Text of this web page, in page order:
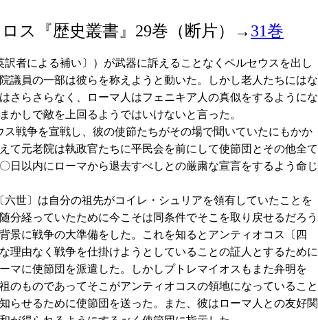
ス『歴史叢書』29巻（断片）→ 31巻
者による補い〕）が武器に訴えることなくペルセウスを出し
議員の一部は彼らを称えようと動いた。しかし老人たちにはな
さらさらなく、ローマ人はフェニキア人の真似をするようにな
かしで敵を上回るようではいけないと言った。
戦争を宣戦し、彼の使節たちがその場で聞いていたにもかか
て元老院は執政官たちに平民会を前にして使節団とその他全て
日以内にローマから退去すべしとの厳粛な宣言をするよう命じ
世〕は自分の祖先がコイレ・シュリアを領有していたことを
分経っていたために今こそは同条件でそこを取り戻せるだろう
景に戦争の大準備をした。これを知るとアンティオコス〔四
理由なく戦争を仕掛けようとしていることの証人とするために
マに使節団を派遣した。しかしプトレマイオスもまた弁明を
のものであってそこがアンティオコスの領地になっていること
らせるために使節団を送った。また、彼はローマ人との友好関